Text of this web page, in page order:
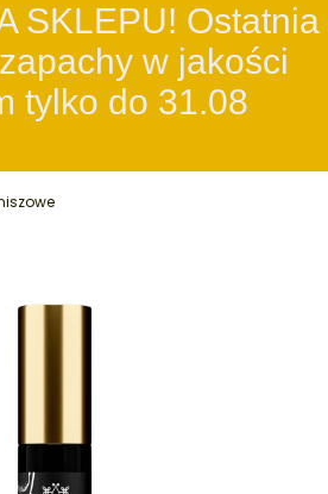
SKLEPU! Ostatnia
w jakości
tylko do 31.08